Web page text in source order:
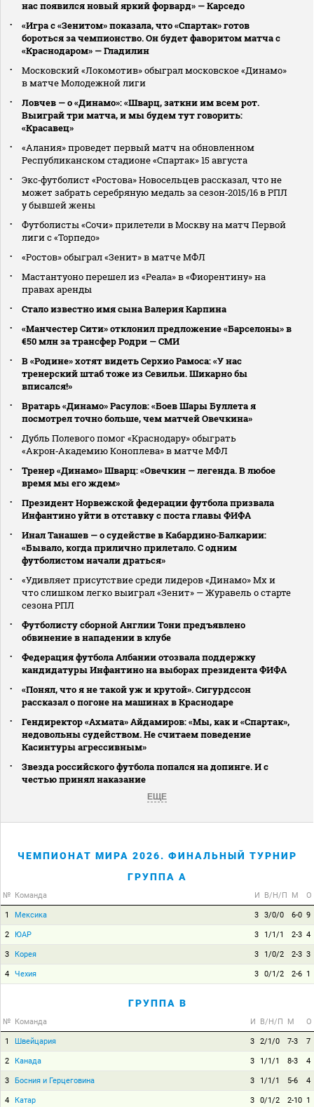
нас появился новый яркий форвард» — Карседо
«Игра с «Зенитом» показала, что «Спартак» готов
бороться за чемпионство. Он будет фаворитом матча с
«Краснодаром» — Гладилин
Московский «Локомотив» обыграл московское «Динамо»
в матче Молодежной лиги
Ловчев — о «Динамо»: «Шварц, заткни им всем рот.
Выиграй три матча, и мы будем тут говорить:
«Красавец»
«Алания» проведет первый матч на обновленном
Республиканском стадионе «Спартак» 15 августа
Экс‑футболист «Ростова» Новосельцев рассказал, что не
может забрать серебряную медаль за сезон‑2015/16 в РПЛ
у бывшей жены
Футболисты «Сочи» прилетели в Москву на матч Первой
лиги с «Торпедо»
«Ростов» обыграл «Зенит» в матче МФЛ
Мастантуоно перешел из «Реала» в «Фиорентину» на
правах аренды
Стало известно имя сына Валерия Карпина
«Манчестер Сити» отклонил предложение «Барселоны» в
€50 млн за трансфер Родри — СМИ
В «Родине» хотят видеть Серхио Рамоса: «У нас
тренерский штаб тоже из Севильи. Шикарно бы
вписался!»
Вратарь «Динамо» Расулов: «Боев Шары Буллета я
посмотрел точно больше, чем матчей Овечкина»
Дубль Полевого помог «Краснодару» обыграть
«Акрон‑Академию Коноплева» в матче МФЛ
Тренер «Динамо» Шварц: «Овечкин — легенда. В любое
время мы его ждем»
Президент Норвежской федерации футбола призвала
Инфантино уйти в отставку с поста главы ФИФА
Инал Танашев — о судействе в Кабардино‑Балкарии:
«Бывало, когда прилично прилетало. С одним
футболистом начали драться»
«Удивляет присутствие среди лидеров «Динамо» Мх и
что слишком легко выиграл «Зенит» — Журавель о старте
сезона РПЛ
Футболисту сборной Англии Тони предъявлено
обвинение в нападении в клубе
Федерация футбола Албании отозвала поддержку
кандидатуры Инфантино на выборах президента ФИФА
«Понял, что я не такой уж и крутой». Сигурдссон
рассказал о погоне на машинах в Краснодаре
Гендиректор «Ахмата» Айдамиров: «Мы, как и «Спартак»,
недовольны судейством. Не считаем поведение
Касинтуры агрессивным»
Звезда российского футбола попался на допинге. И с
честью принял наказание
ЕЩЕ
ЧЕМПИОНАТ МИРА 2026. ФИНАЛЬНЫЙ ТУРНИР
ГРУППА A
№ Команда И В/Н/П М О
1 Мексика 3 3/0/0 6-0 9
2 ЮАР 3 1/1/1 2-3 4
3 Корея 3 1/0/2 2-3 3
4 Чехия 3 0/1/2 2-6 1
ГРУППА B
№ Команда И В/Н/П М О
1 Швейцария 3 2/1/0 7-3 7
2 Канада 3 1/1/1 8-3 4
3 Босния и Герцеговина 3 1/1/1 5-6 4
4 Катар 3 0/1/2 2-10 1